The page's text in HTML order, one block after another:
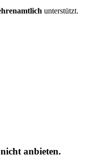
unterstützt.
anbieten.